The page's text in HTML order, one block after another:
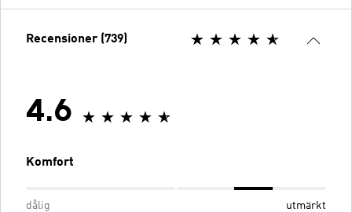
Recensioner (739)
4.6
Komfort
dålig utmärkt